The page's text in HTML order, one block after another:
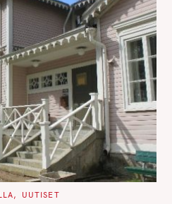
UUTISET